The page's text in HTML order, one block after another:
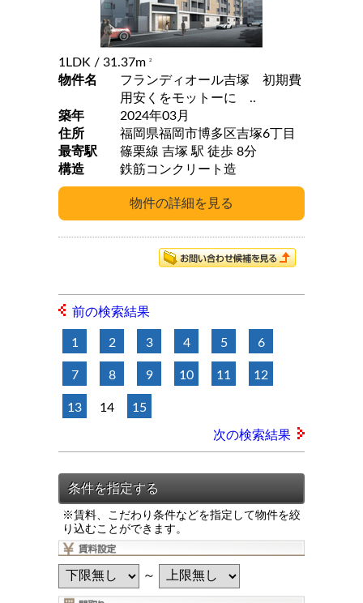
1LDK / 31.37m 2
物件名
フランディオール吉塚 初期費
用安くをモットーに ..
築年
2024年03月
住所
福岡県福岡市博多区吉塚6丁目
最寄駅
篠栗線 吉塚 駅 徒歩 8分
構造
鉄筋コンクリート造
前の検索結果
1 2 3 4 5 6
7 8 9 10 11 12
13 14 15
次の検索結果
※賃料、こだわり条件などを指定して物件を絞
り込むことができます。
～